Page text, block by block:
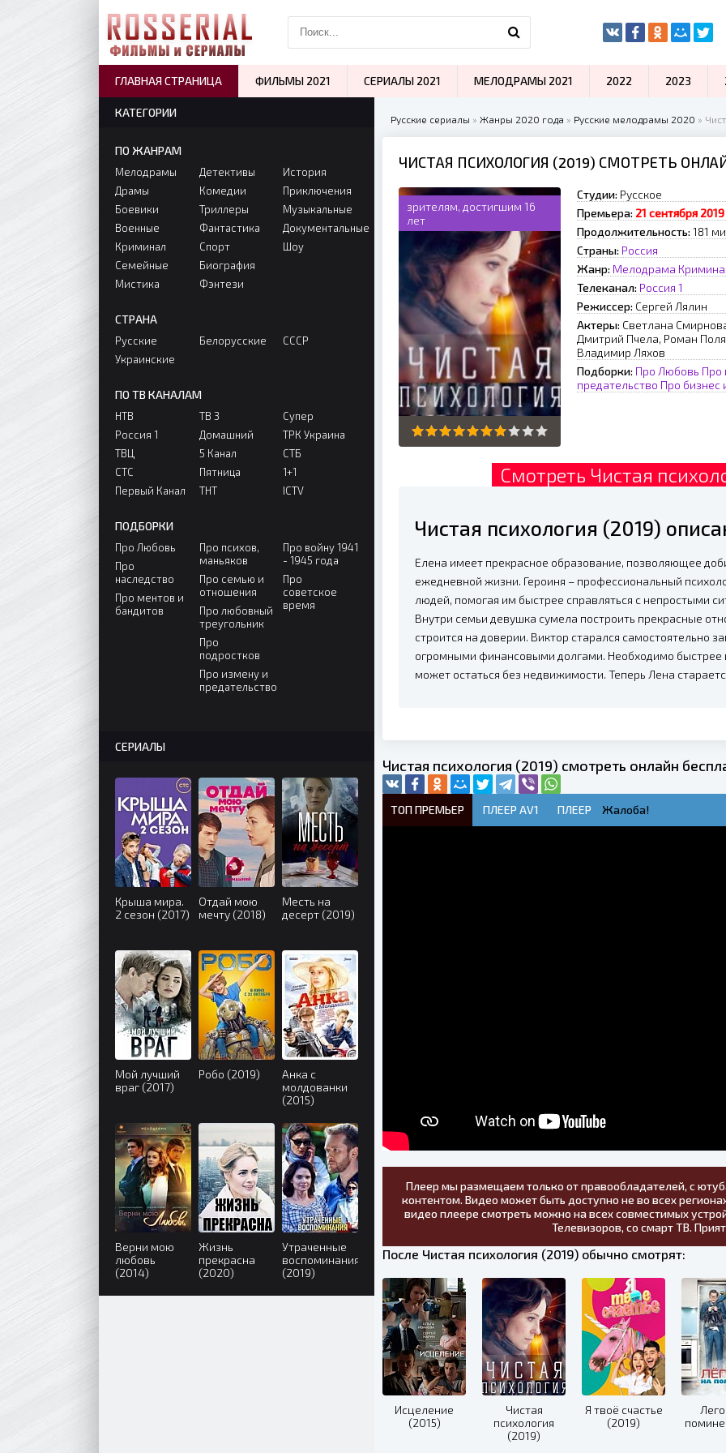
Русские сериалы » Жанры 2020 года » Русские мелодрамы 2020 »
ЧИСТАЯ ПСИХОЛОГИЯ (2019) СМОТРЕТЬ
зрителям, достигшим 16
лет
Студии: Русское
Премьера: 21 сентября
Продолжительность: 181
Страны: Россия
Жанр: Мелодрама
Телеканал: Россия 1
Режиссер: Сергей Лялин
Актеры: Светлана
Дмитрий Пчела, Роман
Владимир Ляхов
Подборки: Про Любовь Про
предательство Про бизнес
Смотреть Чистая
Чистая психология (2019)
Елена имеет прекрасное образование, позволяющее
ежедневной жизни. Героиня – профессиональный
людей, помогая им быстрее справляться с непростыми
Внутри семьи девушка сумела построить прекрасные
строится на доверии. Виктор старался самостоятельно
огромными финансовыми долгами. Необходимо быстрее
может остаться без недвижимости. Теперь Лена
Чистая психология (2019) смотреть онлайн
ТОП ПРЕМЬЕР ПЛЕЕР AV1 ПЛЕЕР Жалоба!
Плеер мы размещаем только от правообладателей, с
контентом. Видео может быть доступно не во всех
видео плеере смотреть можно на всех совместимых
Телевизоров, со смарт ТВ.
После Чистая психология (2019) обычно смотрят:
Исцеление
(2015)
Чистая
психология
(2019)
Я твоё счастье
(2019)
КАТЕГОРИИ
ПО ЖАНРАМ
Мелодрамы
Драмы
Боевики
Военные
Криминал
Семейные
Мистика
Детективы
Комедии
Триллеры
Фантастика
Спорт
Биография
Фэнтези
История
Приключения
Музыкальные
Документальные
Шоу
СТРАНА
Русские
Украинские
Белорусские СССР
ПО ТВ КАНАЛАМ
НТВ
Россия 1
ТВЦ
СТС
Первый Канал
ТВ 3
Домашний
5 Канал
Пятница
ТНТ
Супер
ТРК Украина
СТБ
1+1
ICTV
ПОДБОРКИ
Про Любовь
Про
наследство
Про ментов и
бандитов
Про психов,
маньяков
Про семью и
отношения
Про любовный
треугольник
Про
подростков
Про измену и
предательство
Про войну 1941
- 1945 года
Про
советское
время
СЕРИАЛЫ
Крыша мира.
2 сезон (2017)
Отдай мою
мечту (2018)
Месть на
десерт (2019)
Мой лучший
враг (2017)
Робо (2019)
Анка с
молдованки
(2015)
Верни мою
любовь
(2014)
Жизнь
прекрасна
(2020)
Утраченные
воспоминания
(2019)
ГЛАВНАЯ СТРАНИЦА ФИЛЬМЫ 2021 СЕРИАЛЫ 2021 МЕЛОДРАМЫ 2021 2022 2023